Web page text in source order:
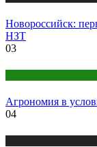
Новороссийск:
НЗТ
03
Агрономия в
04